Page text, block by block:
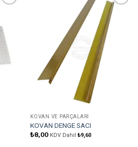
Favorilere
Ekle
KOVAN VE PARÇALARI
KOVAN DENGE SACI
₺8,00 KDV Dahil ₺9,60